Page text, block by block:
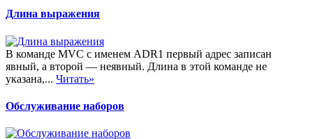
Длина выражения
В команде MVC с именем ADR1 первый адрес записан
явный, а второй — неявный. Длина в этой команде не
указана,... Читать»
Обслуживание наборов